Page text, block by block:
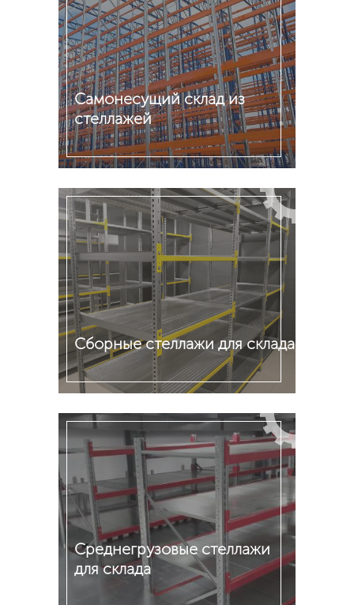
Самонесущий склад из
стеллажей
Подробнее
Сборные стеллажи для склада
Подробнее
Среднегрузовые стеллажи
для склада